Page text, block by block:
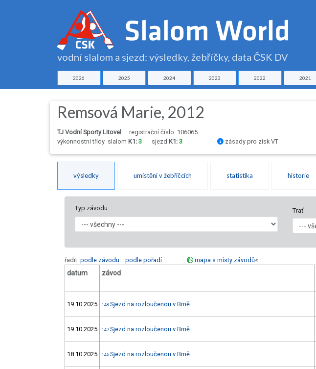
vodní slalom a sjezd: výsledky, žebříčky, data ČSK DV
2026 2025 2024 2023 2022 2021
Remsová Marie, 2012
TJ Vodní Sporty Litovel
registrační číslo: 106065
výkonnostní třídy slalom K1: 3 sjezd K1: 3 zásady pro zisk VT
výsledky umístění v žebříčcích statistika historie
Typ závodu Trať
řadit: podle závodu podle pořadí mapa s místy závodů<
datum závod
19.10.2025 148 Sjezd na rozloučenou v Brně
19.10.2025 147 Sjezd na rozloučenou v Brně
18.10.2025 145 Sjezd na rozloučenou v Brně